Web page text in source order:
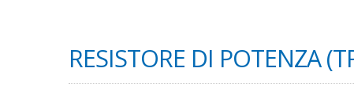
RESISTORE DI POTENZA